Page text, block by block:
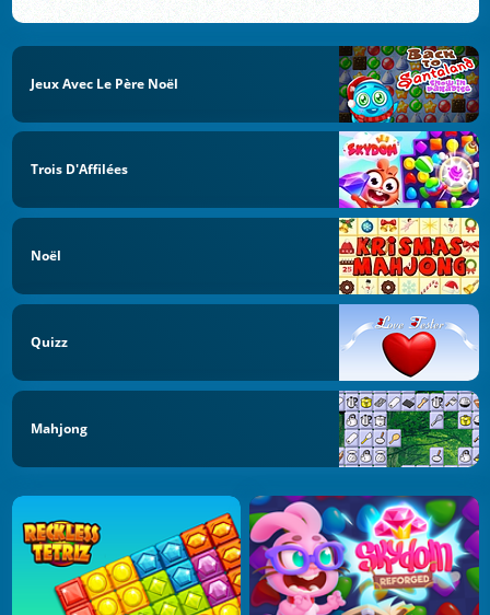
Jeux Avec Le Père Noël
Trois D'Affilées
Noël
Quizz
Mahjong